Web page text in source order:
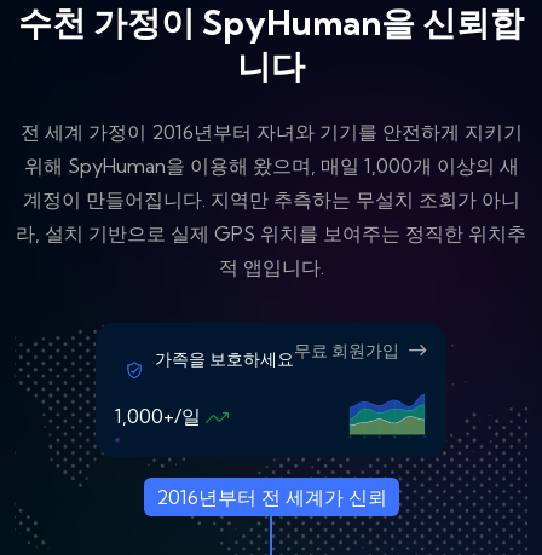
수천 가정이 SpyHuman을 신뢰합
니다
전 세계 가정이 2016년부터 자녀와 기기를 안전하게 지키기
위해 SpyHuman을 이용해 왔으며, 매일 1,000개 이상의 새
계정이 만들어집니다. 지역만 추측하는 무설치 조회가 아니
라, 설치 기반으로 실제 GPS 위치를 보여주는 정직한 위치추
적 앱입니다.
가족을 보호하세요무료 회원가입
1,000+/일
2016년부터 전 세계가 신뢰